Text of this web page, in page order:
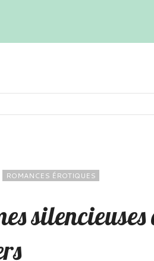
ROMANCES ÉROTIQUES
silencieuses